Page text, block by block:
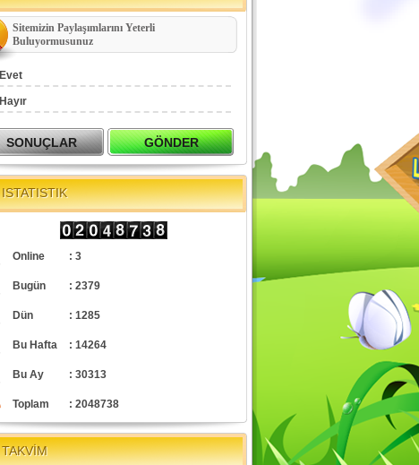
Sitemizin Paylaşımlarını Yeterli
Buluyormusunuz
Evet
Hayır
ISTATISTIK
Online : 3
Bugün : 2379
Dün : 1285
Bu Hafta : 14264
Bu Ay : 30313
Toplam : 2048738
TAKVİM